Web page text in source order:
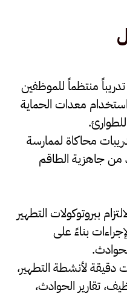
منتظماً للموظفين
معدات الحماية
محاكاة لممارسة
من جاهزية الطاقم
ببروتوكولات التطهير
بناءً على
لأنشطة التطهير،
تقارير الحوادث،